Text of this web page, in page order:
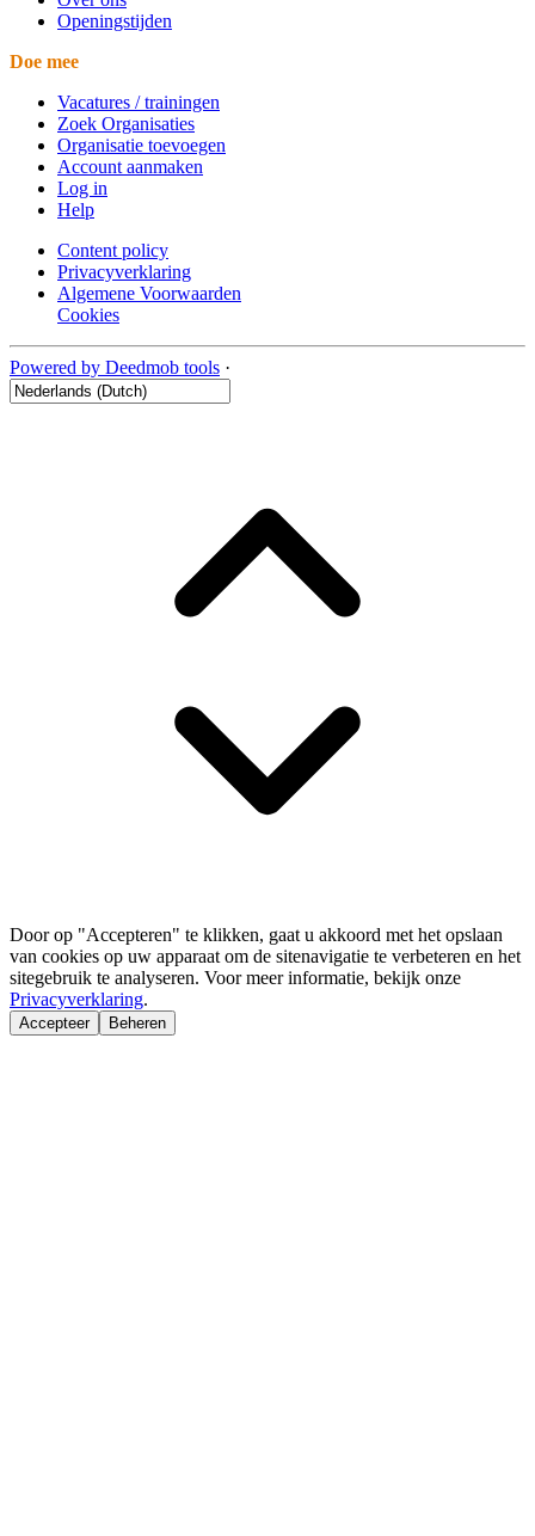
Openingstijden
Doe mee
Vacatures / trainingen
Zoek Organisaties
Organisatie toevoegen
Account aanmaken
Log in
Help
Content policy
Privacyverklaring
Algemene Voorwaarden
Cookies
Powered by Deedmob tools ·
Door op "Accepteren" te klikken, gaat u akkoord met het opslaan
van cookies op uw apparaat om de sitenavigatie te verbeteren en het
sitegebruik te analyseren. Voor meer informatie, bekijk onze
Privacyverklaring.
Accepteer Beheren